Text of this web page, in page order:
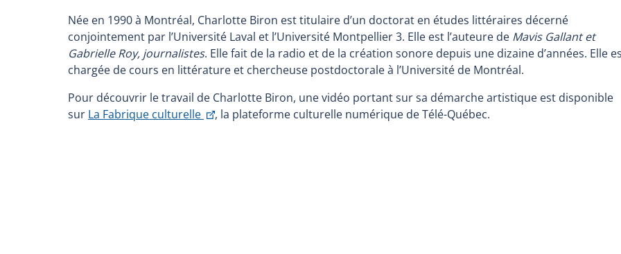
nouvelle
fenêtre
Née en 1990 à Montréal, Charlotte Biron est titulaire d’un doctorat en études littéraires décerné
conjointement par l’Université Laval et l’Université Montpellier 3. Elle est l’auteure de Mavis Gallant et
Gabrielle Roy, journalistes. Elle fait de la radio et de la création sonore depuis une dizaine d’années. Elle
chargée de cours en littérature et chercheuse postdoctorale à l’Université de Montréal.
Pour découvrir le travail de Charlotte Biron, une vidéo portant sur sa démarche artistique est disponible
sur La Fabrique culturelle
Ce
, la plateforme culturelle numérique de Télé-Québec.